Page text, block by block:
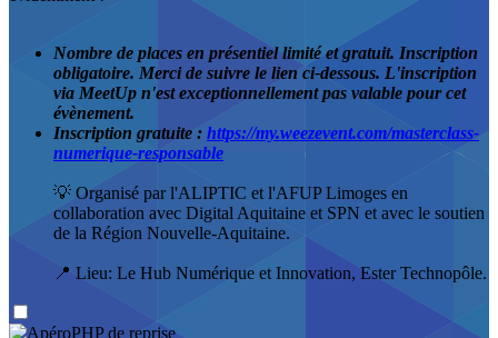
Nombre de places en présentiel limité et gratuit. Inscription
obligatoire. Merci de suivre le lien ci-dessous. L'inscription
via MeetUp n'est exceptionnellement pas valable pour cet
évènement.
Inscription gratuite : https://my.weezevent.com/masterclass-
numerique-responsable
💡 Organisé par l'ALIPTIC et l'AFUP Limoges en
collaboration avec Digital Aquitaine et SPN et avec le soutien
de la Région Nouvelle-Aquitaine.
📍 Lieu: Le Hub Numérique et Innovation, Ester Technopôle.